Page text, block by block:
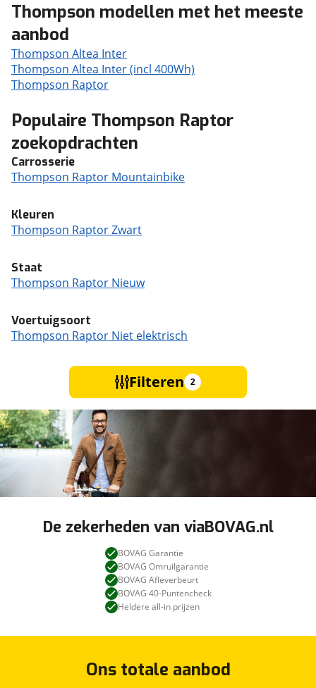
Thompson modellen met het meeste
aanbod
Thompson Altea Inter
Thompson Altea Inter (incl 400Wh)
Thompson Raptor
Populaire Thompson Raptor
zoekopdrachten
Carrosserie
Thompson Raptor Mountainbike
Kleuren
Thompson Raptor Zwart
Staat
Thompson Raptor Nieuw
Voertuigsoort
Thompson Raptor Niet elektrisch
Filteren 2
De zekerheden van viaBOVAG.nl
BOVAG Garantie
BOVAG Omruilgarantie
BOVAG Afleverbeurt
BOVAG 40-Puntencheck
Heldere all-in prijzen
Ons totale aanbod